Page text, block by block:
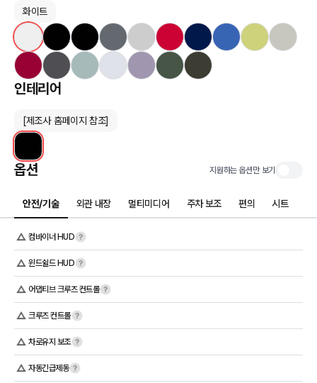
화이트
인테리어
[제조사 홈페이지 참조]
옵션 지원하는 옵션만 보기
안전/기술 외관 내장 멀티미디어 주차 보조 편의 시트
컴바이너 HUD
윈드쉴드 HUD
어댑티브 크루즈 컨트롤
크루즈 컨트롤
차로유지 보조
자동긴급제동